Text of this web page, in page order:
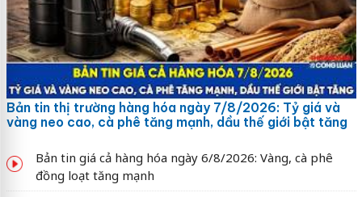
Bản tin thị trường hàng hóa ngày 7/8/2026: Tỷ giá và
vàng neo cao, cà phê tăng mạnh, dầu thế giới bật tăng
Bản tin giá cả hàng hóa ngày 6/8/2026: Vàng, cà phê
đồng loạt tăng mạnh